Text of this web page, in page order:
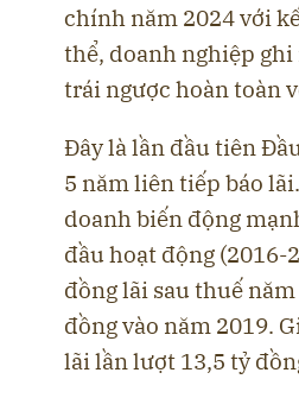
chính năm 2024 với
thể, doanh nghiệp
trái ngược hoàn toàn
Đây là lần đầu tiên
5 năm liên tiếp báo
doanh biến động
đầu hoạt động (2016-
đồng lãi sau thuế
đồng vào năm 2019.
lãi lần lượt 13,5 tỷ